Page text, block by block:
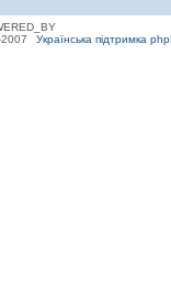
Українська підтримка